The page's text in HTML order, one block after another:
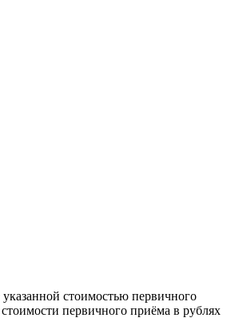
указанной стоимостью первичного
первичного приёма в рублях